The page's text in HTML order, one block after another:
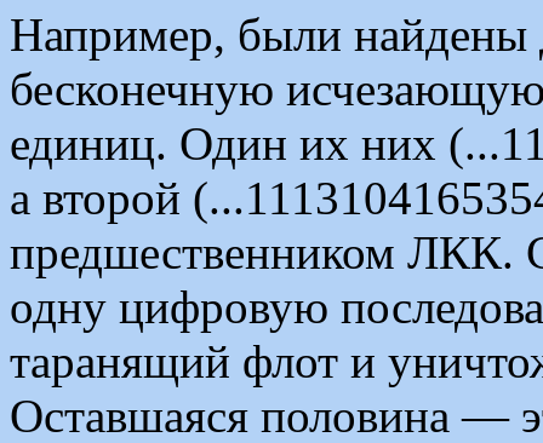
Например, были найдены
бесконечную исчезающую
единиц. Один их них
а второй
предшественником ЛКК.
одну цифровую
таранящий флот и
Оставшаяся половина —